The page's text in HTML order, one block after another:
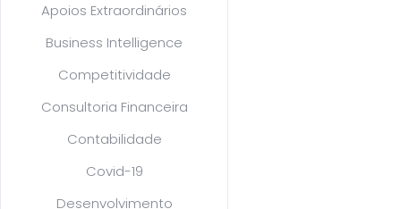
Apoios Extraordinários
Business Intelligence
Competitividade
Consultoria Financeira
Contabilidade
Covid-19
Desenvolvimento